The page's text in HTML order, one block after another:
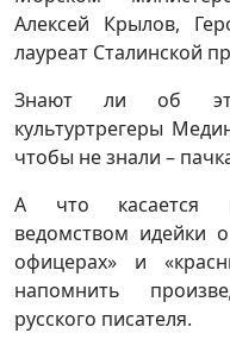
Алексей Крылов,
лауреат Сталинской
Знают ли об
культуртрегеры
чтобы не знали –
А что касается
ведомством идейки
офицерах» и
напомнить
русского писателя.